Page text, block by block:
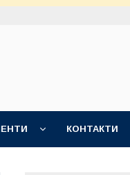
КОНТАКТИ